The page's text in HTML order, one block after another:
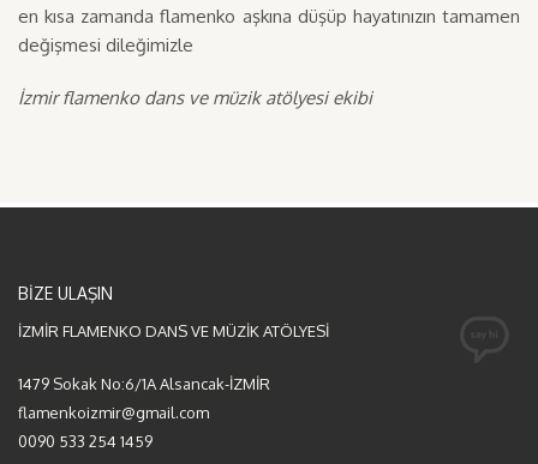
en kısa zamanda flamenko aşkına düşüp hayatınızın tamamen
değişmesi dileğimizle
İzmir flamenko dans ve müzik atölyesi ekibi
BİZE ULAŞIN
İZMİR FLAMENKO DANS VE MÜZİK ATÖLYESİ
1479 Sokak No:6/1A Alsancak-İZMİR
flamenkoizmir@gmail.com
0090 533 254 1459